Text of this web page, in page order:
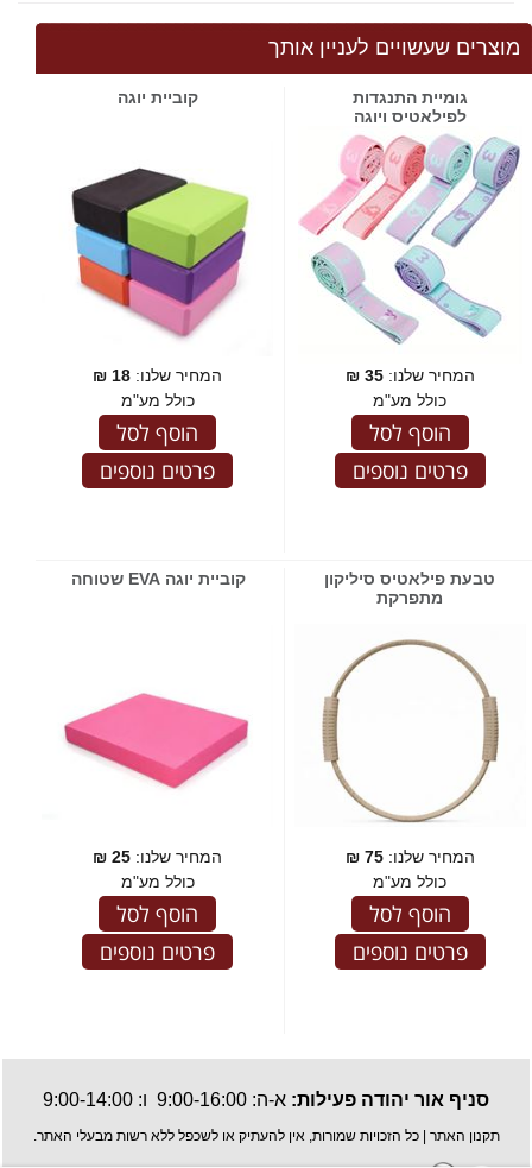
מוצרים שעשויים לעניין אותך
גומיית התנגדות
לפילאטיס ויוגה
המחיר שלנו:35
₪
כולל מע"מ
הוסף לסל
פרטים נוספים
קוביית יוגה
המחיר שלנו: 18
₪
כולל מע"מ
הוסף לסל
פרטים נוספים
טבעת פילאטיס סיליקון
מתפרקת
המחיר שלנו:75
₪
כולל מע"מ
הוסף לסל
פרטים נוספים
קוביית יוגה EVA שטוחה
המחיר שלנו: 25
₪
כולל מע"מ
הוסף לסל
פרטים נוספים
סניף אור יהודה פעילות: א-ה: 9:00-16:00 ו: 9:00-14:00
תקנון האתר | כל הזכויות שמורות, אין להעתיק או לשכפל ללא רשות מבעלי האתר.